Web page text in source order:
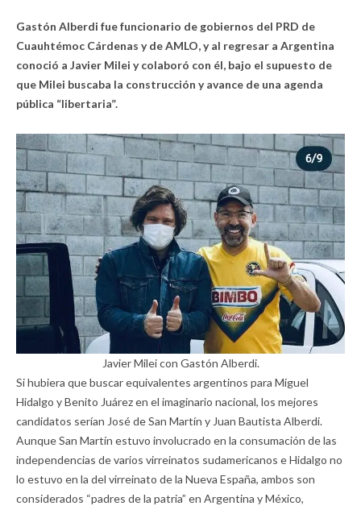
Gastón Alberdi fue funcionario de gobiernos del PRD de
Cuauhtémoc Cárdenas y de AMLO, y al regresar a Argentina
conoció a Javier Milei y colaboró con él, bajo el supuesto de
que Milei buscaba la construcción y avance de una agenda
pública “libertaria”.
Javier Milei con Gastón Alberdi.
Si hubiera que buscar equivalentes argentinos para Miguel
Hidalgo y Benito Juárez en el imaginario nacional, los mejores
candidatos serían José de San Martín y Juan Bautista Alberdi.
Aunque San Martín estuvo involucrado en la consumación de las
independencias de varios virreinatos sudamericanos e Hidalgo no
lo estuvo en la del virreinato de la Nueva España, ambos son
considerados “padres de la patria” en Argentina y México,